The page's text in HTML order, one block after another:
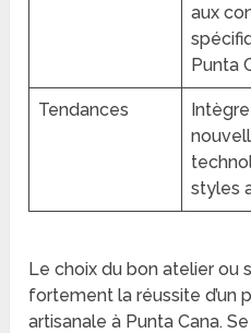
aux
Punta
Tendances
styles
Le choix du bon atelier ou
fortement la réussite d’un
artisanale à Punta Cana.